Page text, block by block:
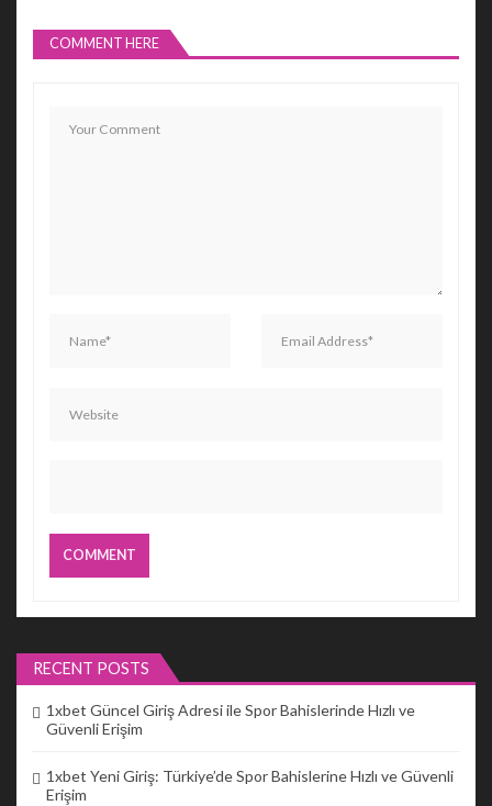
COMMENT HERE
RECENT POSTS
1xbet Güncel Giriş Adresi ile Spor Bahislerinde Hızlı ve
Güvenli Erişim
1xbet Yeni Giriş: Türkiye’de Spor Bahislerine Hızlı ve Güvenli
Erişim